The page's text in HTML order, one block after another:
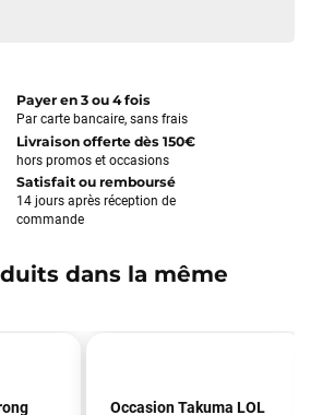
Payer en 3 ou 4 fois
Par carte bancaire, sans frais
Livraison offerte dès 150€
hors promos et occasions
Satisfait ou remboursé
14 jours après réception de
commande
dans la même
Occasion Takuma LOL